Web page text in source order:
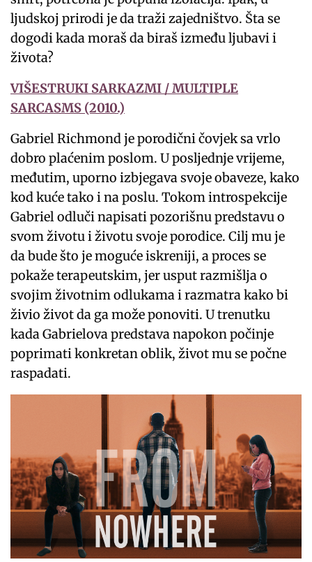
ljudskoj prirodi je da traži zajedništvo. Šta se
dogodi kada moraš da biraš između ljubavi i
života?
VIŠESTRUKI SARKAZMI / MULTIPLE
SARCASMS (2010.)
Gabriel Richmond je porodični čovjek sa vrlo
dobro plaćenim poslom. U posljednje vrijeme,
međutim, uporno izbjegava svoje obaveze, kako
kod kuće tako i na poslu. Tokom introspekcije
Gabriel odluči napisati pozorišnu predstavu o
svom životu i životu svoje porodice. Cilj mu je
da bude što je moguće iskreniji, a proces se
pokaže terapeutskim, jer usput razmišlja o
svojim životnim odlukama i razmatra kako bi
živio život da ga može ponoviti. U trenutku
kada Gabrielova predstava napokon počinje
poprimati konkretan oblik, život mu se počne
raspadati.